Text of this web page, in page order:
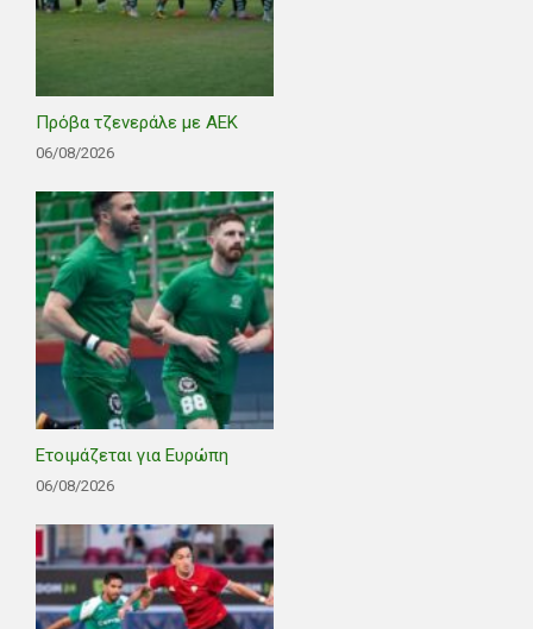
Πρόβα τζενεράλε με ΑΕΚ
06/08/2026
Ετοιμάζεται για Ευρώπη
06/08/2026